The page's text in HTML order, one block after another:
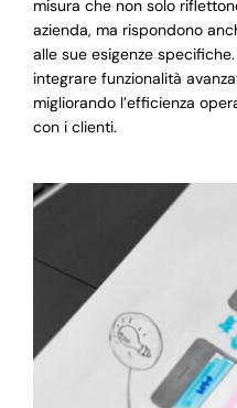
misura che non solo
azienda, ma rispondono
alle sue esigenze
integrare funzionalità
migliorando l’efficienza
con i clienti.